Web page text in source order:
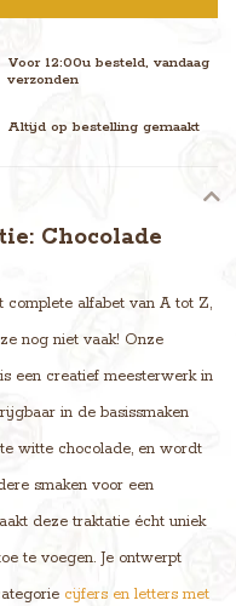
Voor 12:00u besteld, vandaag
verzonden
Altijd op bestelling gemaakt
Chocolade
complete alfabet van A tot Z,
nog niet vaak! Onze
is een creatief meesterwerk in
in de basissmaken
witte chocolade, en wordt
smaken voor een
deze traktatie écht uniek
te voegen. Je ontwerpt
cijfers en letters met